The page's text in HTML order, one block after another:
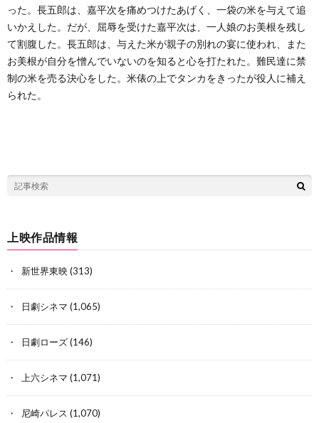
った。長五郎は、嘉平次を痛めつけたあげく、一袋の米を与えて追
いかえした。だが、屈辱を受けた嘉平次は、一人娘のお美根を残し
て割腹した。長五郎は、与えた米が親子の別れの宴に使われ、また
お美根が自分を憎んでいないのを知ると心を打たれた。難民達に禁
制の米を売る決心をした。米俵の上でタンカをきったが役人に補え
られた。
上映作品情報
新世界東映(313)
日劇シネマ (1,065)
日劇ローズ(146)
上六シネマ (1,071)
尼崎パレス (1,070)